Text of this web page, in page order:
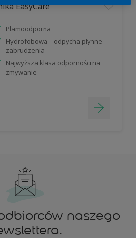
EasyCare
Plamoodporna
Hydrofobowa – odpycha płynne
zabrudzenia
Najwyższa klasa odporności na
zmywanie
naszego